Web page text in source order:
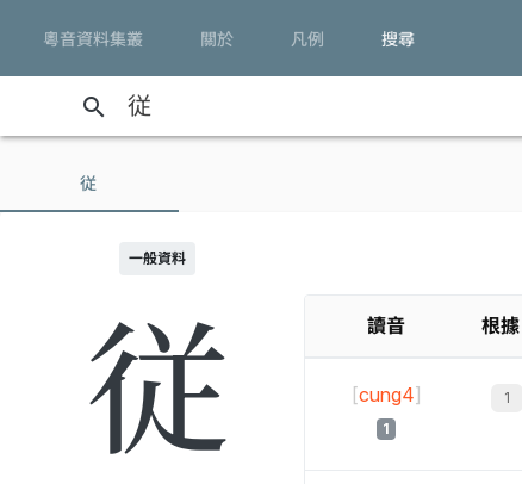
粵音資料集叢 關於 凡例 搜尋
search
従
一般資料
従 讀音 根據
[cung4]
1